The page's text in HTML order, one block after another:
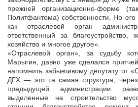
прежней организационно-форме
Политфантома) собственности. Но
как отраслевой орган
ответственный за благоустройство,
хозяйство и многое другое».
«Отраслевой орган», за судьбу
Марыгин, давно уже сделался
напомнить забывчивому депутату от
ДГХ — это та самая структура,
предыдущей администрации
выделенные на строительство